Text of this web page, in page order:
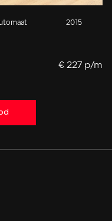
2015
€ 227 p/m